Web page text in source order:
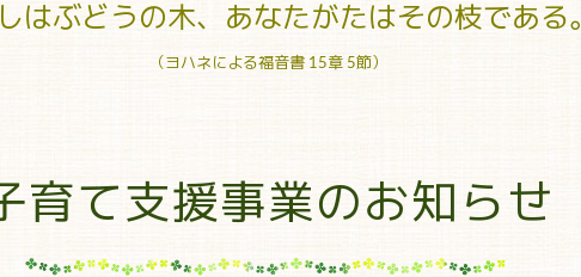
はぶどうの木、あなたがたはその枝である
（ヨハネによる福音書 15章 5節）
育て支援事業のお知らせ